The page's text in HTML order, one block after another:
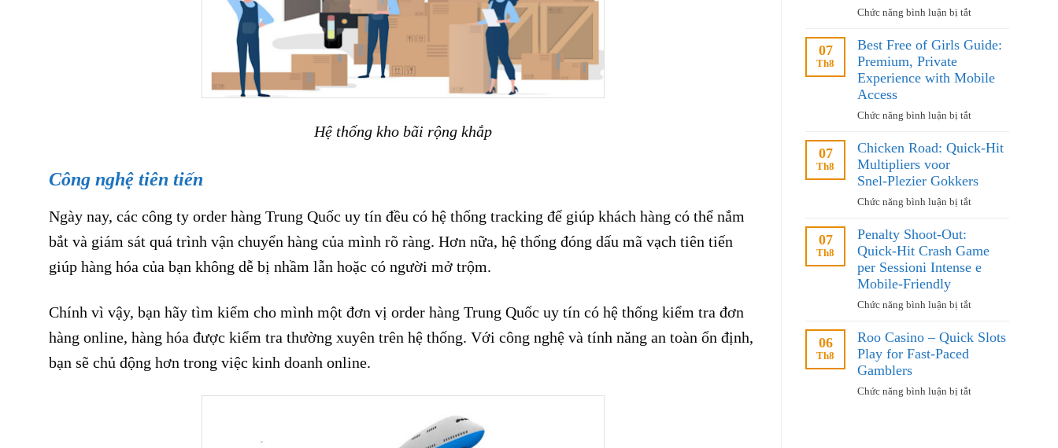
Hệ thống kho bãi rộng khắp
Công nghệ tiên tiến
Ngày nay, các công ty order hàng Trung Quốc uy tín đều có hệ thống tracking để giúp khách hàng có thể nắm
bắt và giám sát quá trình vận chuyển hàng của mình rõ ràng. Hơn nữa, hệ thống đóng dấu mã vạch tiên tiến
giúp hàng hóa của bạn không dễ bị nhầm lẫn hoặc có người mở trộm.
Chính vì vậy, bạn hãy tìm kiếm cho mình một đơn vị order hàng Trung Quốc uy tín có hệ thống kiểm tra đơn
hàng online, hàng hóa được kiểm tra thường xuyên trên hệ thống. Với công nghệ và tính năng an toàn ổn định,
bạn sẽ chủ động hơn trong việc kinh doanh online.
Chức năng bình luận bị tắtở
:
complet,
conditions
mise
options
07
Th8
Best Free of Girls Guide:
Premium, Private
Experience with Mobile
Access
Chức năng bình luận bị tắtở
Free
Girls
Premium,
with
Mobile
07
Th8
Chicken Road: Quick‑Hit
Multipliers voor
Snel‑Plezier Gokkers
Chức năng bình luận bị tắtở
Quick‑Hit
Multipliers
Gokkers
07
Th8
Penalty Shoot‑Out:
Quick‑Hit Crash Game
per Sessioni Intense e
Mobile-Friendly
Chức năng bình luận bị tắtở
Shoot‑Out:
per
06
Th8
Roo Casino – Quick Slots
Play for Fast‑Paced
Gamblers
Chức năng bình luận bị tắtở